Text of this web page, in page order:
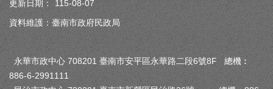
更新日期：
115-08-07
資料維護：臺南市政府民政局
永華市政中心 708201 臺南市安平區永華路二段6號8F 總機︰
886-6-2991111